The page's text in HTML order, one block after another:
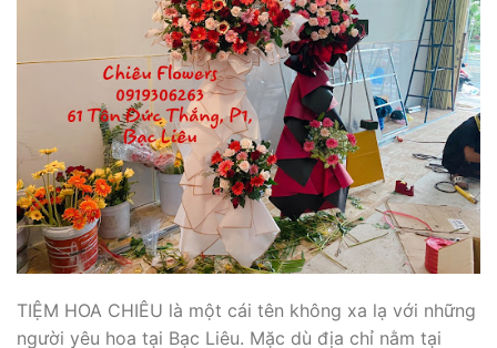
TIỆM HOA CHIÊU là một cái tên không xa lạ với những
người yêu hoa tại Bạc Liêu. Mặc dù địa chỉ nằm tại